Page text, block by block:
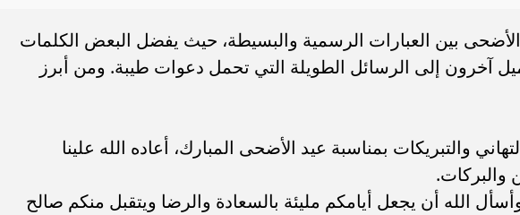
الأضحى بين العبارات الرسمية والبسيطة، حيث يفضل البعض الكلمات
آخرون إلى الرسائل الطويلة التي تحمل دعوات طيبة. ومن أبرز
والتبريكات بمناسبة عيد الأضحى المبارك، أعاده الله علينا
والبركات.
الله أن يجعل أيامكم مليئة بالسعادة والرضا ويتقبل منكم صالح